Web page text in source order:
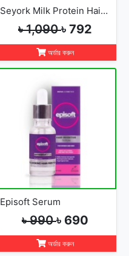
Seyork Milk Protein Hair Straightener Cream
৳ 1,090৳ 792
অর্ডার করুন
Episoft Serum
৳ 990৳ 690
অর্ডার করুন